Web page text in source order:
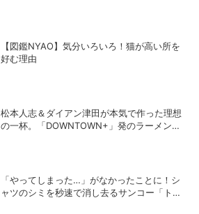
【図鑑NYAO】気分いろいろ！猫が高い所を
好む理由
松本人志＆ダイアン津田が本気で作った理想
の一杯。「DOWNTOWN+」発のラーメンを
「やってしまった…」がなかったことに！シ
ャツのシミを秒速で消し去るサンコー「トル